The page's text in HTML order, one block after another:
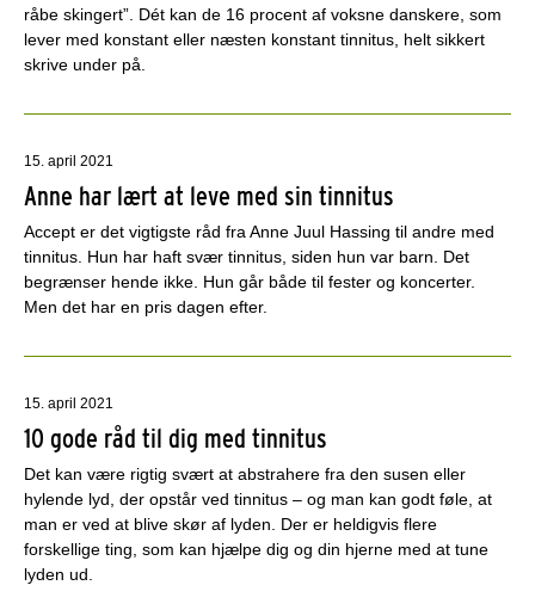
råbe skingert”. Dét kan de 16 procent af voksne danskere, som
lever med konstant eller næsten konstant tinnitus, helt sikkert
skrive under på.
15. april 2021
Anne har lært at leve med sin tinnitus
Accept er det vigtigste råd fra Anne Juul Hassing til andre med
tinnitus. Hun har haft svær tinnitus, siden hun var barn. Det
begrænser hende ikke. Hun går både til fester og koncerter.
Men det har en pris dagen efter.
15. april 2021
10 gode råd til dig med tinnitus
Det kan være rigtig svært at abstrahere fra den susen eller
hylende lyd, der opstår ved tinnitus – og man kan godt føle, at
man er ved at blive skør af lyden. Der er heldigvis flere
forskellige ting, som kan hjælpe dig og din hjerne med at tune
lyden ud.